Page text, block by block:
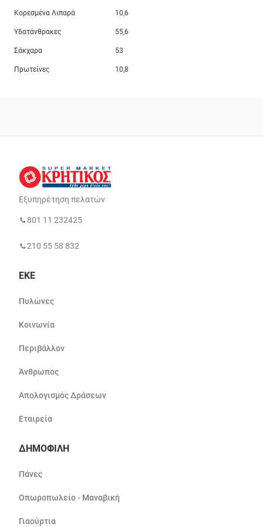
Κορεσμένα Λιπαρά 10,6
Υδατάνθρακες 55,6
Σάκχαρα 53
Πρωτείνες 10,8
Εξυπηρέτηση πελατών
801 11 232425
210 55 58 832
ΕΚΕ
Πυλώνες
Κοινωνία
Περιβάλλον
Άνθρωπος
Απολογισμός Δράσεων
Εταιρεία
ΔΗΜΟΦΙΛΗ
Πάνες
Οπωροπωλείο - Μαναβική
Γιαούρτια